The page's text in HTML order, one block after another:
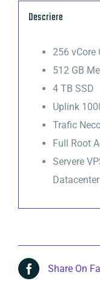
Descriere
256 vCore
512 GB
4 TB SSD
Uplink
Trafic
Full Root
Servere
Datacenter
Share On